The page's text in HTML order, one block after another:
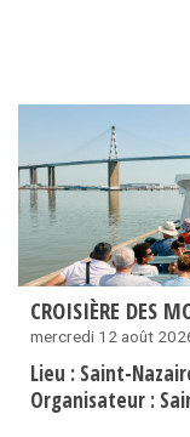
CROISIÈRE DES
mercredi 12 août
Lieu : Saint-
Organisateur :